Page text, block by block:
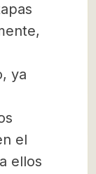
ya
el
ellos